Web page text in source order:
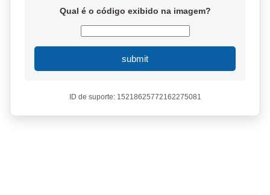
Qual é o código exibido na imagem?
submit
ID de suporte: 15218625772162275081